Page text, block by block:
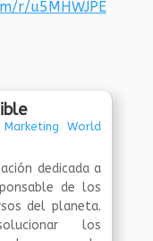
r/u5MHWJPE
Marketing World
dedicada a
de los
del planeta.
los